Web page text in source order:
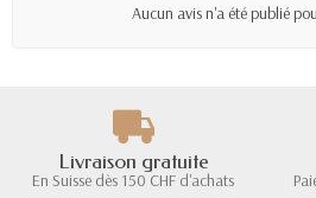
Aucun avis n'a été publié
Livraison gratuite
En Suisse dès 150 CHF d'achats